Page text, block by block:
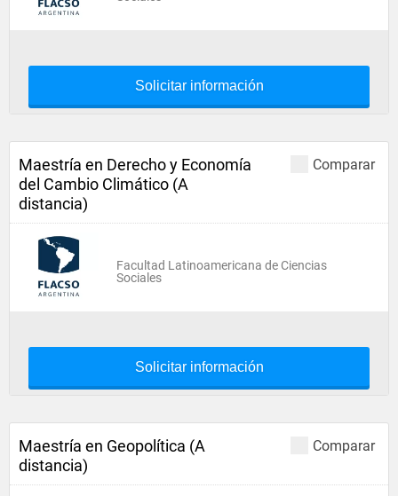
Solicitar información
Comparar
Maestría en Derecho y Economía
del Cambio Climático (A
distancia)
Facultad Latinoamericana de Ciencias
Sociales
Solicitar información
Comparar
Maestría en Geopolítica (A
distancia)